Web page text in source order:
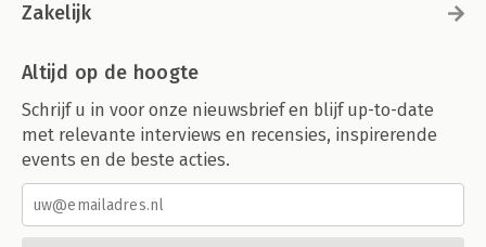
Zakelijk
Altijd op de hoogte
Schrijf u in voor onze nieuwsbrief en blijf up-to-date
met relevante interviews en recensies, inspirerende
events en de beste acties.